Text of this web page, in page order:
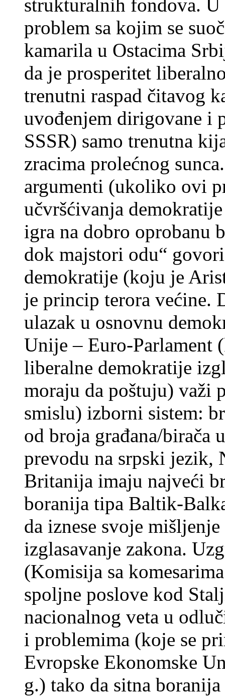
strukturalnih fondova. U
problem sa kojim se
kamarila u Ostacima
da je prosperitet
trenutni raspad čitavog
uvođenjem dirigovane i
SSSR) samo trenutna
zracima prolećnog
argumenti (ukoliko ovi
učvršćivanja
igra na dobro oprobanu
dok majstori odu“
demokratije (koju je
je princip terora većine.
ulazak u osnovnu
Unije – Euro-Parlament
liberalne demokratije
moraju da poštuju) važi
smislu) izborni sistem:
od broja građana/birača
prevodu na srpski jezik,
Britanija imaju najveći
boranija tipa Baltik-
da iznese svoje
izglasavanje zakona.
(Komisija sa
spoljne poslove kod
nacionalnog veta u
i problemima (koje se
Evropske Ekonomske
g.) tako da sitna